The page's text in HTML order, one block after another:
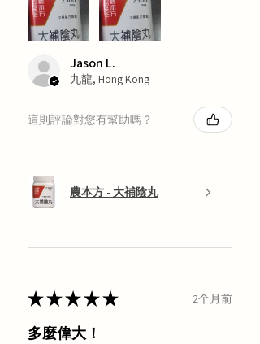
Jason L.
九龍, Hong Kong
這則評論對您有幫助嗎？
農本方 - 大補陰丸
★★★★★ 2个月前
多麼偉大！